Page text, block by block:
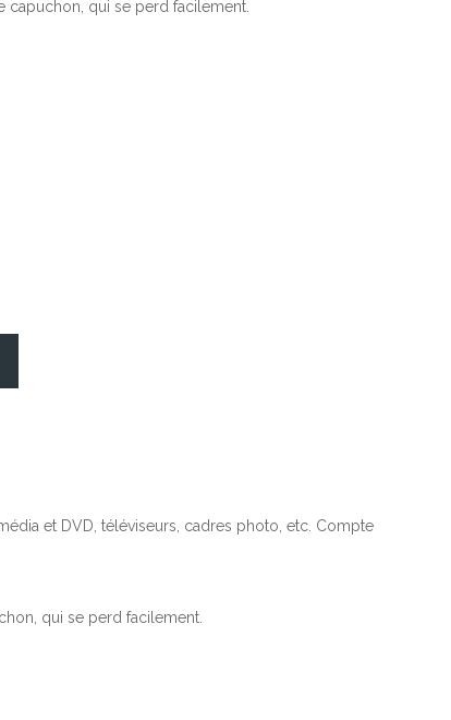
capuchon, qui se perd facilement.
et DVD, téléviseurs, cadres photo, etc. Compte
qui se perd facilement.